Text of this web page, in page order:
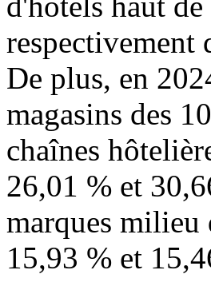
respectivement
De plus, en
magasins des
chaînes
26,01 % et
marques milieu
15,93 % et